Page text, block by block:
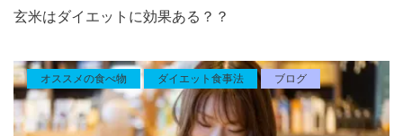
玄米はダイエットに効果ある？？
オススメの食べ物 ダイエット食事法 ブログ